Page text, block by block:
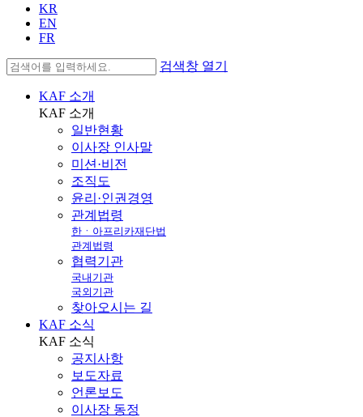
KR
EN
FR
검색창 열기
KAF 소개
KAF 소개
일반현황
이사장 인사말
미션·비전
조직도
윤리·인권경영
관계법령
한ㆍ아프리카재단법
관계법령
협력기관
국내기관
국외기관
찾아오시는 길
KAF 소식
KAF 소식
공지사항
보도자료
언론보도
이사장 동정